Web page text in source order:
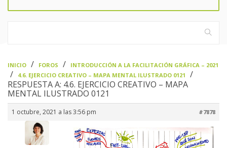
INICIO FOROS INTRODUCCIÓN A LA FACILITACIÓN GRÁFICA – 2021
4.6. EJERCICIO CREATIVO – MAPA MENTAL ILUSTRADO 0121
RESPUESTA A: 4.6. EJERCICIO CREATIVO – MAPA
MENTAL ILUSTRADO 0121
1 octubre, 2021 a las 3:56 pm #7878